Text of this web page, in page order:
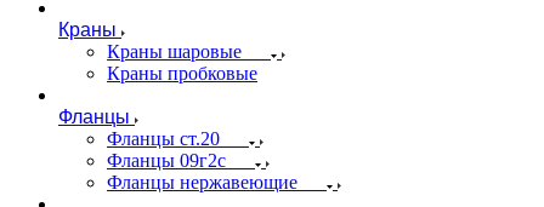
Краны
Краны шаровые
Краны пробковые
Фланцы
Фланцы ст.20
Фланцы 09г2с
Фланцы нержавеющие